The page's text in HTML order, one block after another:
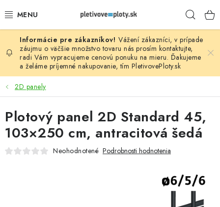
na
PLOTOVÉ PANELY
PLETIVO
STĹPIKY
PODHRABOVÉ DOSKY
Vážení zákazníci, v prípade
záujmu o väčšie množstvo tovaru nás prosím kontaktujte,
radi Vám vypracujeme cenovú ponuku na mieru. Ďakujeme
a želáme príjemné nakupovanie, tím PletivovePloty.sk
2D panely
Plotový panel 2D Standard 45,
103×250 cm, antracitová šedá
Neohodnotené Podrobnosti hodnotenia